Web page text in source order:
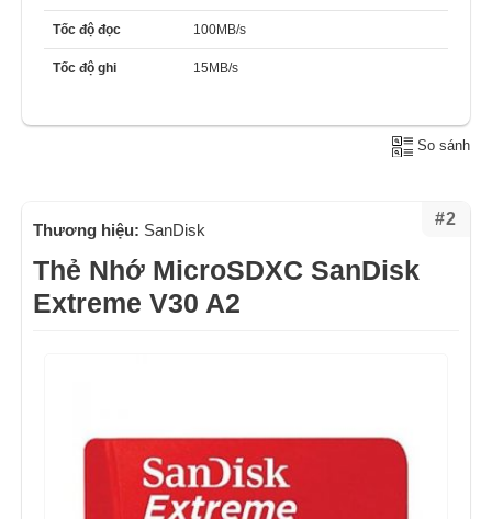
Tốc độ đọc 100MB/s
Tốc độ ghi 15MB/s
So sánh
#2
Thương hiệu: SanDisk
Thẻ Nhớ MicroSDXC SanDisk
Extreme V30 A2